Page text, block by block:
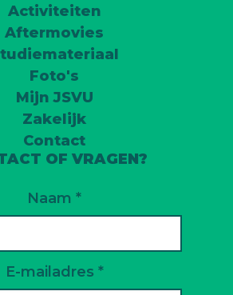
Activiteiten
Aftermovies
Foto's
Mijn JSVU
Zakelijk
Contact
OF VRAGEN?
Naam *
E-mailadres *